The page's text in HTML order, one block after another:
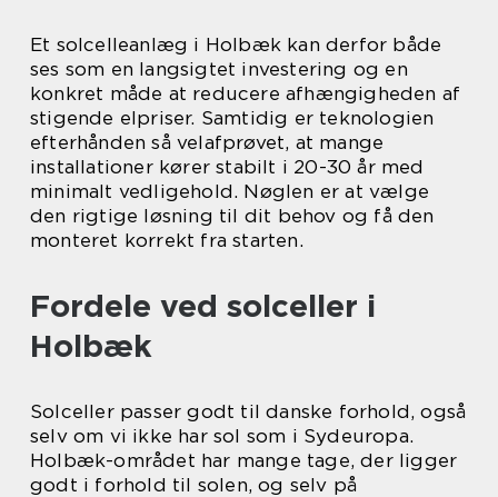
Et solcelleanlæg i Holbæk kan derfor både
ses som en langsigtet investering og en
konkret måde at reducere afhængigheden af
stigende elpriser. Samtidig er teknologien
efterhånden så velafprøvet, at mange
installationer kører stabilt i 20-30 år med
minimalt vedligehold. Nøglen er at vælge
den rigtige løsning til dit behov og få den
monteret korrekt fra starten.
Fordele ved solceller i
Holbæk
Solceller passer godt til danske forhold, også
selv om vi ikke har sol som i Sydeuropa.
Holbæk-området har mange tage, der ligger
godt i forhold til solen, og selv på